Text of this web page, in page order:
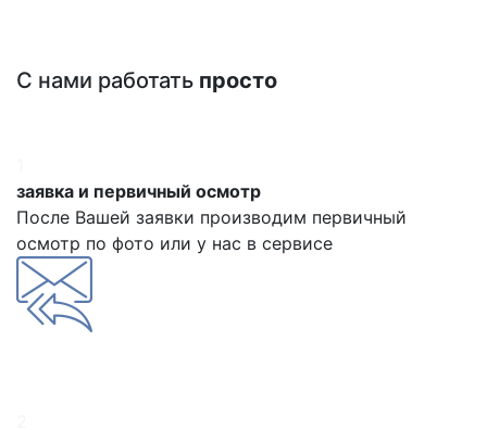
С нами работать просто
заявка и первичный осмотр
После Вашей заявки производим первичный
осмотр по фото или у нас в сервисе